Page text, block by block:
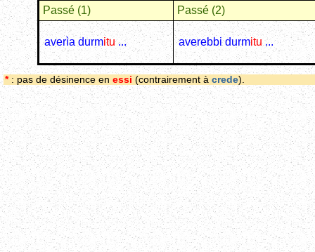
Passé (1) Passé (2)
averìa durmitu... averebbi durmitu...
*: pas de désinence en essi (contrairement à crede).